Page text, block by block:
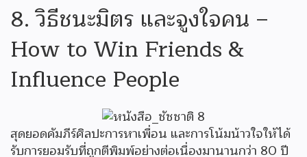
8. วิธีชนะมิตร และจูงใจคน –
How to Win Friends &
Influence People
สุดยอดคัมภีร์ศิลปะการหาเพื่อน และการโน้มน้าวใจให้ได้
รับการยอมรับที่ถูกตีพิมพ์อย่างต่อเนื่องมานานกว่า 80 ปี